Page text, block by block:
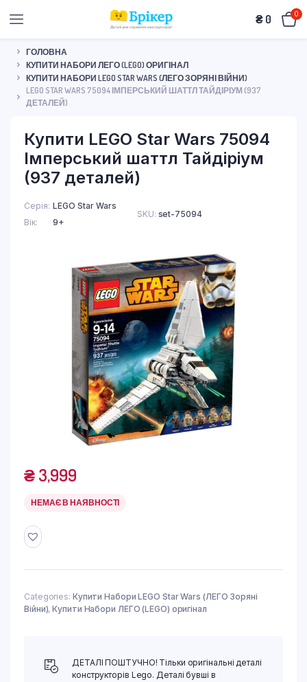
₴ 0 0
ГОЛОВНА
КУПИТИ НАБОРИ ЛЕГО (LEGO) ОРИГІНАЛ
КУПИТИ НАБОРИ LEGO STAR WARS (ЛЕГО ЗОРЯНІ ВІЙНИ)
LEGO STAR WARS 75094 ІМПЕРСЬКИЙ ШАТТЛ ТАЙДІРІУМ (937
ДЕТАЛЕЙ)
Купити LEGO Star Wars 75094
Імперський шаттл Тайдіріум
(937 деталей)
Серія LEGO Star Wars
Вік
9+
SKU: set-75094
₴3,999
НЕМАЄ В НАЯВНОСТІ
Categories: Купити Набори LEGO Star Wars (ЛЕГО Зоряні
Війни),Купити Набори ЛЕГО (LEGO) оригінал
ДЕТАЛІ ПОШТУЧНО! Тільки оригінальні деталі
конструкторів Lego. Деталі бувші в